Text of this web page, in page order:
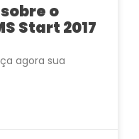
o
Start 2017
agora sua